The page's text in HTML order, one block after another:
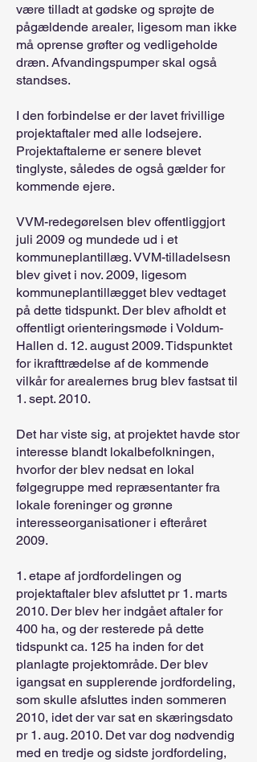
være tilladt at gødske og sprøjte de
pågældende arealer, ligesom man ikke
må oprense grøfter og vedligeholde
dræn. Afvandingspumper skal også
standses.
I den forbindelse er der lavet frivillige
projektaftaler med alle lodsejere.
Projektaftalerne er senere blevet
tinglyste, således de også gælder for
kommende ejere.
VVM-redegørelsen blev offentliggjort
juli 2009 og mundede ud i et
kommuneplantillæg. VVM-tilladelsesn
blev givet i nov. 2009, ligesom
kommuneplantillægget blev vedtaget
på dette tidspunkt. Der blev afholdt et
offentligt orienteringsmøde i Voldum-
Hallen d. 12. august 2009. Tidspunktet
for ikrafttrædelse af de kommende
vilkår for arealernes brug blev fastsat til
1. sept. 2010.
Det har viste sig, at projektet havde stor
interesse blandt lokalbefolkningen,
hvorfor der blev nedsat en lokal
følgegruppe med repræsentanter fra
lokale foreninger og grønne
interesseorganisationer i efteråret
2009.
1. etape af jordfordelingen og
projektaftaler blev afsluttet pr 1. marts
2010. Der blev her indgået aftaler for
400 ha, og der resterede på dette
tidspunkt ca. 125 ha inden for det
planlagte projektområde. Der blev
igangsat en supplerende jordfordeling,
som skulle afsluttes inden sommeren
2010, idet der var sat en skæringsdato
pr 1. aug. 2010. Det var dog nødvendig
med en tredje og sidste jordfordeling,